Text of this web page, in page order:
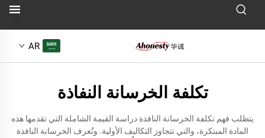
AR
تكلفة الخرسانة النفاذة
يتطلب فهم تكلفة الخرسانة النافذة دراسة القيمة الشاملة التي تقدمها هذه
المادة المبتكرة، والتي تتجاوز التكاليف الأولية. وتُعرف الخرسانة النافذة